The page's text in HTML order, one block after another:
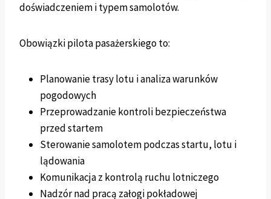
doświadczeniem i typem samolotów.
Obowiązki pilota pasażerskiego to:
Planowanie trasy lotu i analiza warunków
pogodowych
Przeprowadzanie kontroli bezpieczeństwa
przed startem
Sterowanie samolotem podczas startu, lotu i
lądowania
Komunikacja z kontrolą ruchu lotniczego
Nadzór nad pracą załogi pokładowej